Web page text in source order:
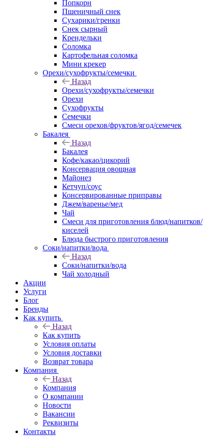
Попкорн
Пшеничный снек
Сухарики/гренки
Снек сырный
Крендельки
Соломка
Картофельная соломка
Мини крекер
Орехи/сухофрукты/семечки
Назад
Орехи/сухофрукты/семечки
Орехи
Сухофрукты
Семечки
Смеси орехов/фруктов/ягод/семечек
Бакалея
Назад
Бакалея
Кофе/какао/цикорий
Консервация овощная
Майонез
Кетчуп/соус
Консервированные приправы
Джем/варенье/мед
Чай
Смеси для приготовления блюд/напитков/
киселей
Блюда быстрого приготовления
Соки/напитки/вода
Назад
Соки/напитки/вода
Чай холодный
Акции
Услуги
Блог
Бренды
Как купить
Назад
Как купить
Условия оплаты
Условия доставки
Возврат товара
Компания
Назад
Компания
О компании
Новости
Вакансии
Реквизиты
Контакты